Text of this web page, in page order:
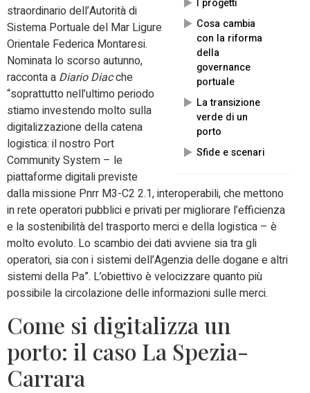
Cosa cambia
con la riforma
della
governance
portuale
La transizione
verde di un
porto
Sfide e scenari
straordinario dell’Autorità di
Sistema Portuale del Mar Ligure
Orientale Federica Montaresi.
Nominata lo scorso autunno,
racconta a Diario Diacche
“soprattutto nell’ultimo periodo
stiamo investendo molto sulla
digitalizzazione della catena
logistica: il nostro Port
Community System – le
piattaforme digitali previste
dalla missione Pnrr M3-C2 2.1, interoperabili, che mettono
in rete operatori pubblici e privati per migliorare l’efficienza
e la sostenibilità del trasporto merci e della logistica – è
molto evoluto. Lo scambio dei dati avviene sia tra gli
operatori, sia con i sistemi dell’Agenzia delle dogane e altri
sistemi della Pa”. L’obiettivo è velocizzare quanto più
possibile la circolazione delle informazioni sulle merci.
Come si digitalizza un
porto: il caso La Spezia-
Carrara